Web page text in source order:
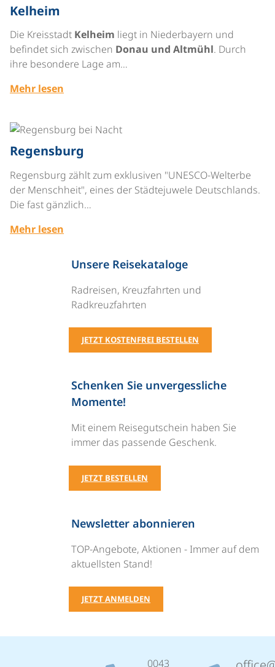
Kelheim
Die Kreisstadt Kelheim liegt in Niederbayern und
befindet sich zwischen Donau und Altmühl. Durch
ihre besondere Lage am…
Mehr lesen
Regensburg
Regensburg zählt zum exklusiven "UNESCO-Welterbe
der Menschheit", eines der Städtejuwele Deutschlands.
Die fast gänzlich…
Mehr lesen
Unsere Reisekataloge
Radreisen, Kreuzfahrten und
Radkreuzfahrten
JETZT KOSTENFREI BESTELLEN
Schenken Sie unvergessliche
Momente!
Mit einem Reisegutschein haben Sie
immer das passende Geschenk.
JETZT BESTELLEN
Newsletter abonnieren
TOP-Angebote, Aktionen - Immer auf dem
aktuellsten Stand!
JETZT ANMELDEN
0043